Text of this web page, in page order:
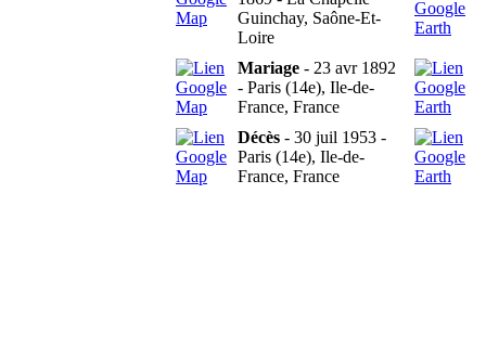
Guinchay, Saône-Et-
Loire
Mariage - 23 avr 1892
- Paris (14e), Ile-de-
France, France
Décès - 30 juil 1953 -
Paris (14e), Ile-de-
France, France